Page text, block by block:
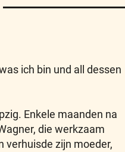
ich bin und all dessen
Enkele maanden na
die werkzaam
verhuisde zijn moeder,